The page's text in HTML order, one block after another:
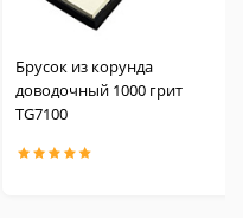
Брусок из корунда
доводочный 1000 грит
TG7100